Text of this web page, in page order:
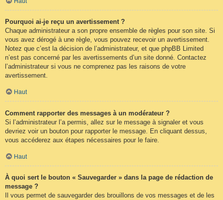
Pourquoi ai-je reçu un avertissement ?
Chaque administrateur a son propre ensemble de règles pour son site. Si
vous avez dérogé à une règle, vous pouvez recevoir un avertissement.
Notez que c’est la décision de l’administrateur, et que phpBB Limited
n’est pas concerné par les avertissements d’un site donné. Contactez
l’administrateur si vous ne comprenez pas les raisons de votre
avertissement.
Haut
Comment rapporter des messages à un modérateur ?
Si l’administrateur l’a permis, allez sur le message à signaler et vous
devriez voir un bouton pour rapporter le message. En cliquant dessus,
vous accéderez aux étapes nécessaires pour le faire.
Haut
À quoi sert le bouton « Sauvegarder » dans la page de rédaction de
message ?
Il vous permet de sauvegarder des brouillons de vos messages et de les